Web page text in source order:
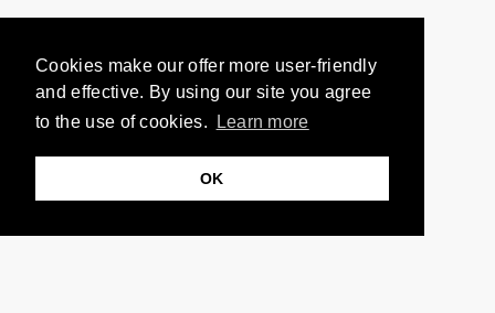
Cookies make our offer more user-friendly
and effective. By using our site you agree
to the use of cookies.
Learn more
OK